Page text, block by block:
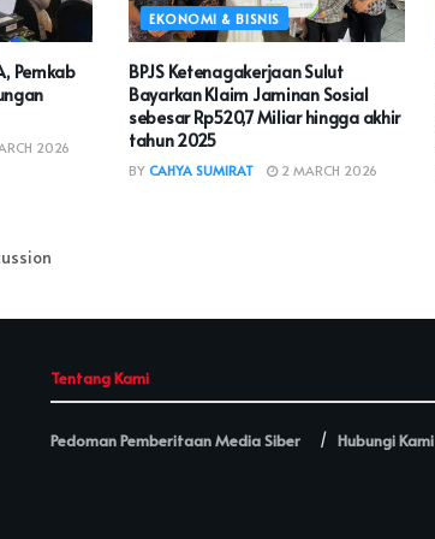
Pemkab
2026
EKONOMI & BISNIS
BPJS Ketenagakerjaan Sulut
Bayarkan Klaim Jaminan Sosial
sebesar Rp520,7 Miliar hingga akhir
tahun 2025
BY CAHYA SUMIRAT 2 MARCH 2026
Tentang Kami
Pedoman Pemberitaan Media Siber Hubungi Kami